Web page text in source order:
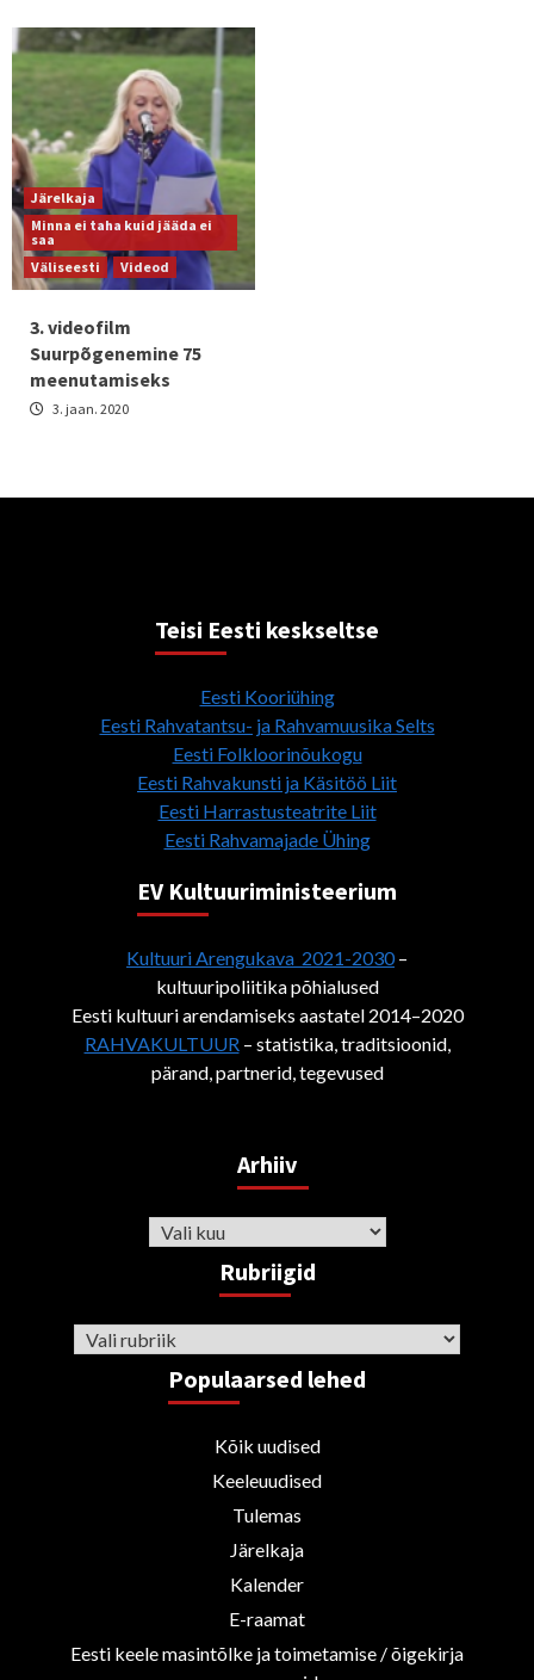
Järelkaja
Minna ei taha kuid jääda ei
saa
Väliseesti
Videod
3. videofilm
Suurpõgenemine 75
meenutamiseks
3. jaan. 2020
Teisi Eesti keskseltse
Eesti Kooriühing
Eesti Rahvatantsu- ja Rahvamuusika Selts
Eesti Folkloorinõukogu
Eesti Rahvakunsti ja Käsitöö Liit
Eesti Harrastusteatrite Liit
Eesti Rahvamajade Ühing
EV Kultuuriministeerium
Kultuuri Arengukava 2021-2030–
kultuuripoliitika põhialused
Eesti kultuuri arendamiseks aastatel 2014–2020
RAHVAKULTUUR– statistika, traditsioonid,
pärand, partnerid, tegevused
Arhiiv
Arhiiv
Rubriigid
Rubriigid
Populaarsed lehed
Kõik uudised
Keeleuudised
Tulemas
Järelkaja
Kalender
E-raamat
Eesti keele masintõlke ja toimetamise / õigekirja